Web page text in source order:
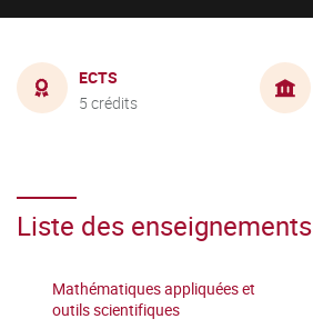
ECTS
5 crédits
Liste des enseignements
Mathématiques appliquées et
outils scientifiques